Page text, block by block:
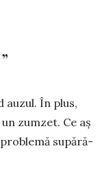
auzul. În plus,
zumzet. Ce aș
supără­